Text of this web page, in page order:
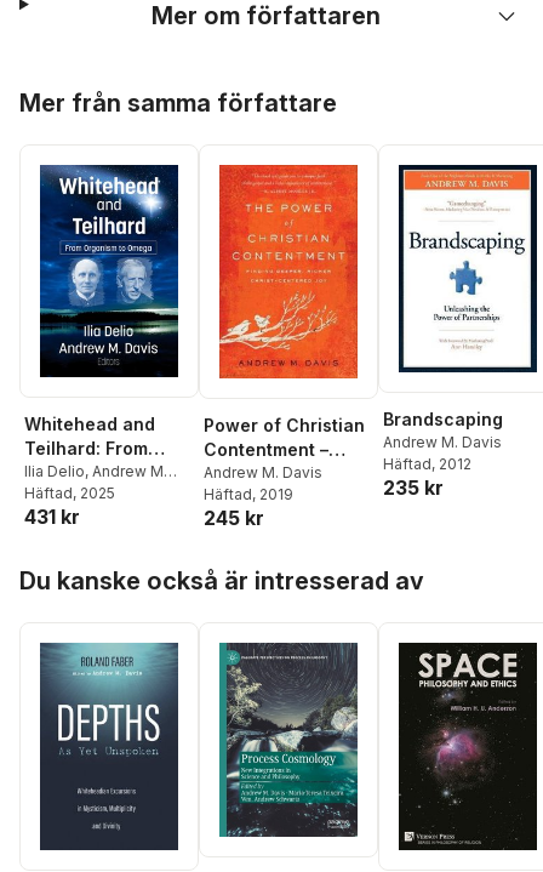
Mer om författaren
Mer från samma författare
Whitehead and
Teilhard: From
Organism to Omega
Ilia Delio, Andrew M
Davis
Häftad, 2025
431 kr
Power of Christian
Contentment –
Finding Deeper,
Richer Christ–
Centered Joy
Andrew M. Davis
Häftad, 2019
245 kr
Brandscaping
Andrew M. Davis
Häftad, 2012
235 kr
Du kanske också är intresserad av